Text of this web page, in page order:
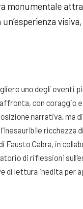
monumentale
uno degli eventi
con coraggio
narrativa, ma
ricchezza
Cabra, in
di riflessioni
lettura inedita per